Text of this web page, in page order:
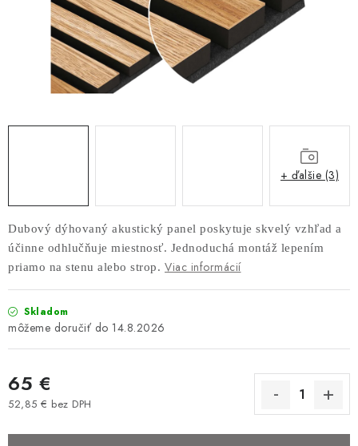
INTERIÉROVÉ DVERE
PREDEĽOVACIE STENY SO ŠIKMÝMI LAMELAMI 55°
SAMOSTATNE STOJACE LAMELOVÉ STENY
NAJPREDÁVANEJŠIE PRODUKTY
ZÁVESNÉ HOJDACIE KRESLÁ
ZÁHRADNÝ NÁBYTOK
STOLIČKY
BAROVÉ STOLIČKY
Dubový dýhovaný akustický panel poskytuje skvelý vzhľad a
účinne odhlučňuje miestnosť. Jednoduchá montáž lepením
priamo na stenu alebo strop. Viac informácií
Skladom
14.8.2026
65 €
52,85 € bez DPH
+ ďalšie (3)